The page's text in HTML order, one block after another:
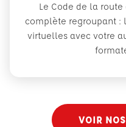
Le Code de la
complète regroupant :
virtuelles avec votre
VOIR